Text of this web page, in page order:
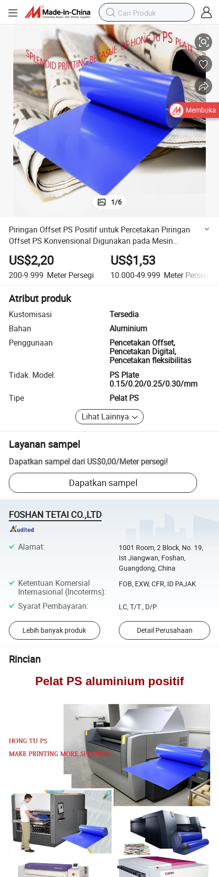
Digunakan pada Mesin Percetakan Offset
Piringan Offset PS Positif untuk Percetakan Piringan Offset PS
1/6
Piringan Offset PS Positif untuk Percetakan Piringan
Offset PS Konvensional Digunakan pada Mesin
Percetakan Offset
US$2,20
200-9.999 Meter Persegi
US$1,53
10.000-49.999 Meter Persegi
Atribut produk
Kustomisasi
Tersedia
Bahan
Aluminium
Penggunaan
Pencetakan Offset,
Pencetakan Digital,
Pencetakan fleksibilitas
Tidak. Model.
PS Plate
0.15/0.20/0.25/0.30/mm
Tipe
Pelat PS
Lihat Lainnya
Layanan sampel
Dapatkan sampel dari US$0,00/Meter persegi!
Dapatkan sampel
FOSHAN TETAI CO.,LTD
Alamat:
1001 Room, 2 Block, No. 19,
Ist Jiangwan, Foshan,
Guangdong, China
Ketentuan Komersial
Internasional (Incoterms):
FOB, EXW, CFR, ID PAJAK
Syarat Pembayaran: LC, T/T., D/P
Lebih banyak produk Detail Perusahaan
Rincian
Pelat PS aluminium positif
Membuka